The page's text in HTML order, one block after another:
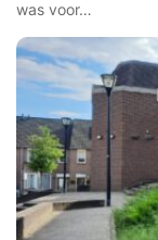
was voor…